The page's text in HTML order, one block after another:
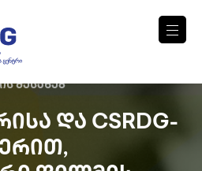
შესახებ
ᲓᲐ CSRDG-